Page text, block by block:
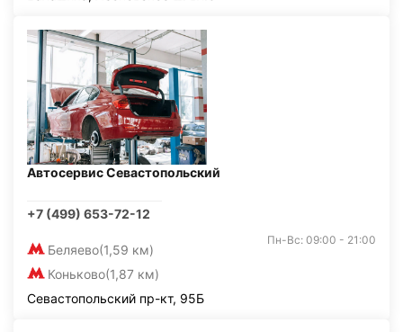
Автосервис Севастопольский
+7 (499) 653-72-12
Беляево(1,59 км)
Коньково(1,87 км)
Пн-Вс: 09:00 - 21:00
Севастопольский пр-кт, 95Б